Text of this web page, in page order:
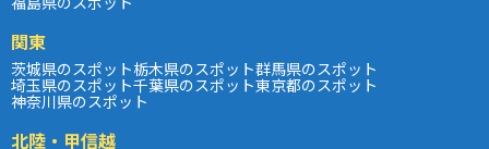
関東
茨城県のスポット栃木県のスポット群馬県のスポット
埼玉県のスポット千葉県のスポット東京都のスポット
神奈川県のスポット
北陸・甲信越